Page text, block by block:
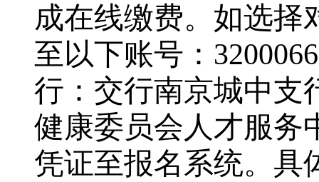
成在线缴费。如选择
至以下账号：
行：交行南京城中支
健康委员会人才服务
凭证至报名系统。具